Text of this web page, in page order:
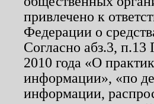
привлечено к
Федерации о
Согласно абз.3,
2010 года «О
информации», «по
информации,